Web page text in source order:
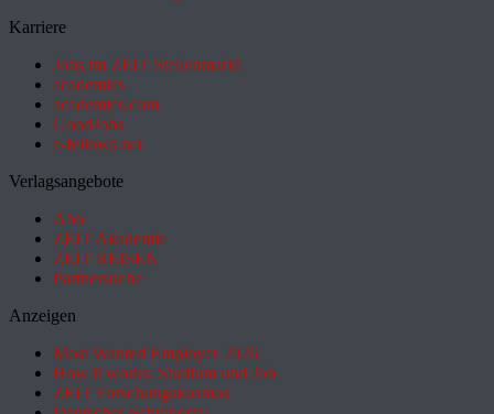
Karriere
Jobs im ZEIT Stellenmarkt
academics
academics.com
GoodJobs
e-fellows.net
Verlagsangebote
Abo
ZEIT Akademie
ZEIT REISEN
Partnersuche
Anzeigen
Most Wanted Employer 2026
How it works: Studium und Job
ZEIT Forschungskosmos